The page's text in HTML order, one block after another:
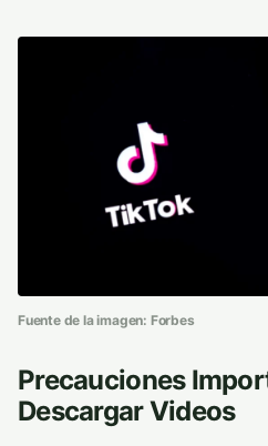
Fuente de la imagen: Forbes
Precauciones
Descargar Videos